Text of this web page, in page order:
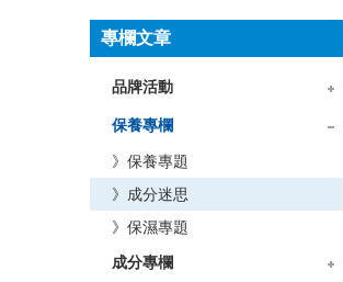
專欄文章
品牌活動
》品牌情報
》折扣情報
保養專欄
》保養專題
》成分迷思
》保濕專題
成分專欄